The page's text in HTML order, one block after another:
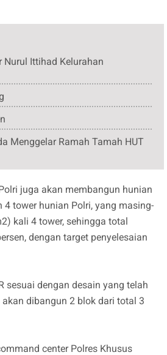
Ittihad Kelurahan
Menggelar Ramah Tamah HUT
juga akan membangun hunian
4 tower hunian Polri, yang masing-
kali 4 tower, sehingga total
dengan target penyelesaian
sesuai dengan desain yang telah
dibangun 2 blok dari total 3
center Polres Khusus